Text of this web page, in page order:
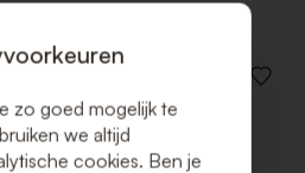
VOEG
zo goed mogelijk te
we altijd
cookies. Ben je